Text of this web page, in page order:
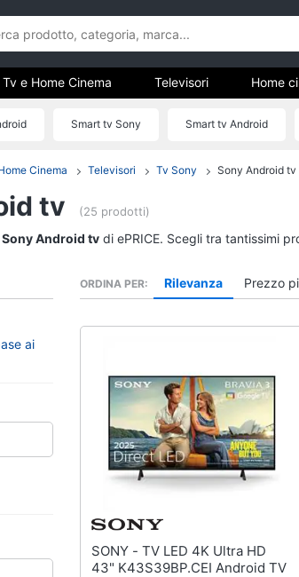
Tv e Home Cinema
Televisori
Tv 55 pollici
Tv e Home Cinema Televisori Home
Smart tv Sony Smart tv Android
Cinema Televisori Tv Sony Sony Android tv
tv (25 prodotti)
Sony Android tv di ePRICE. Scegli tra tantissimi
ai
ORDINA PER Rilevanza Prezzo
SONY - TV LED 4K Ultra HD
43" K43S39BP.CEI Android TV